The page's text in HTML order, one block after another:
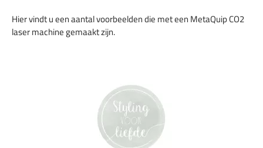
Hier vindt u een aantal voorbeelden die met een MetaQuip CO2
laser machine gemaakt zijn.